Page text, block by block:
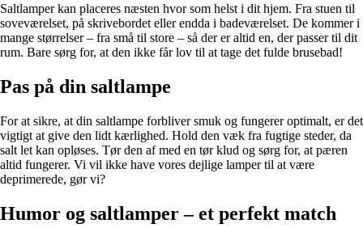
Saltlamper kan placeres næsten hvor som helst i dit hjem. Fra stuen til
soveværelset, på skrivebordet eller endda i badeværelset. De kommer i
mange størrelser – fra små til store – så der er altid en, der passer til dit
rum. Bare sørg for, at den ikke får lov til at tage det fulde brusebad!
Pas på din saltlampe
For at sikre, at din saltlampe forbliver smuk og fungerer optimalt, er det
vigtigt at give den lidt kærlighed. Hold den væk fra fugtige steder, da
salt let kan opløses. Tør den af med en tør klud og sørg for, at pæren
altid fungerer. Vi vil ikke have vores dejlige lamper til at være
deprimerede, gør vi?
Humor og saltlamper – et perfekt match